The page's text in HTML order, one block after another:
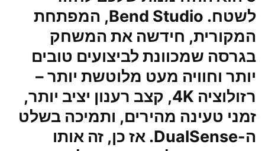
לשטח. Bend Studio, המפתחת
המקורית, חידשה את המשחק
בגרסה שמכוונת לביצועים טובים
יותר וחוויה מעט מלוטשת יותר –
רזולוציה 4K, קצב רענון יציב יותר,
זמני טעינה מהירים, ותמיכה בשלט
ה-DualSense. אז כן, זה אותו